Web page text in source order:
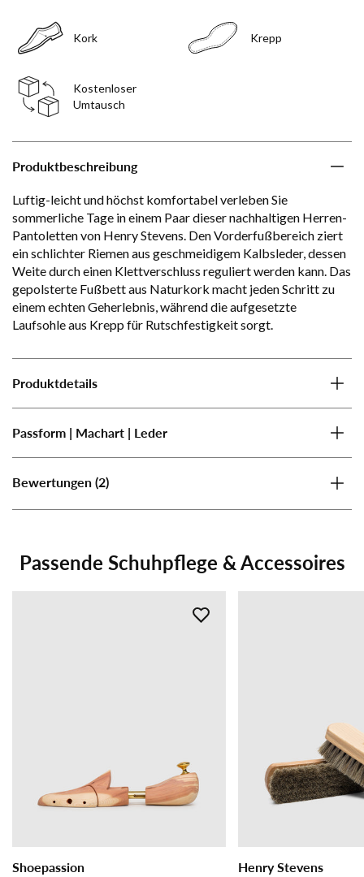
Kork Krepp
Kostenloser
Umtausch
Produktbeschreibung
Luftig-leicht und höchst komfortabel verleben Sie
sommerliche Tage in einem Paar dieser nachhaltigen Herren-
Pantoletten von Henry Stevens. Den Vorderfußbereich ziert
ein schlichter Riemen aus geschmeidigem Kalbsleder, dessen
Weite durch einen Klettverschluss reguliert werden kann. Das
gepolsterte Fußbett aus Naturkork macht jeden Schritt zu
einem echten Geherlebnis, während die aufgesetzte
Laufsohle aus Krepp für Rutschfestigkeit sorgt.
Produktdetails
Passform | Machart | Leder
Bewertungen (2)
Passende Schuhpflege & Accessoires
Shoepassion
Henry Stevens